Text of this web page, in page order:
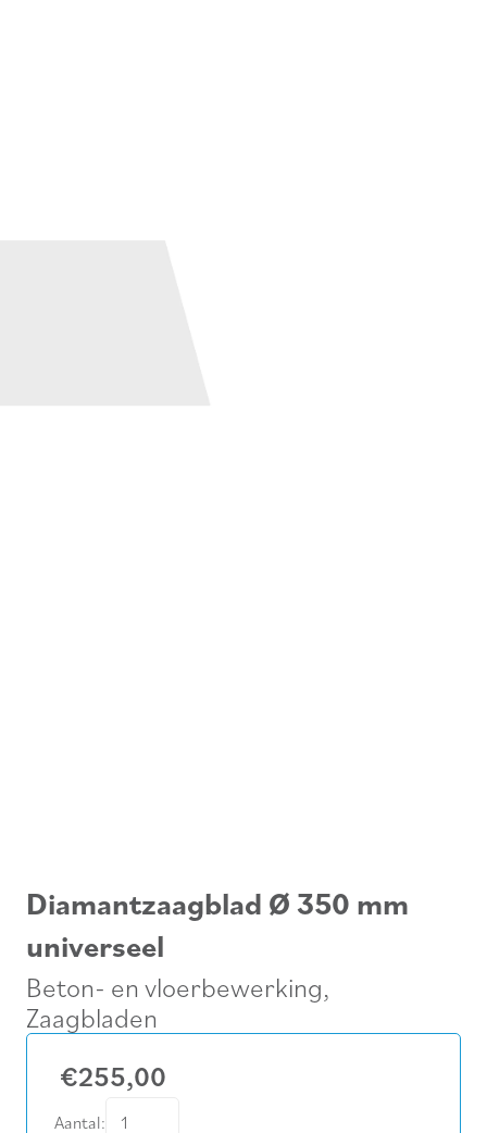
Diamantzaagblad Ø 350 mm
universeel
Beton- en vloerbewerking,
Zaagbladen
€255,00
Aantal: